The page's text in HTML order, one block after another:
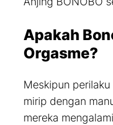
Apakah
Orgasme?
Meskipun
mirip dengan
mereka